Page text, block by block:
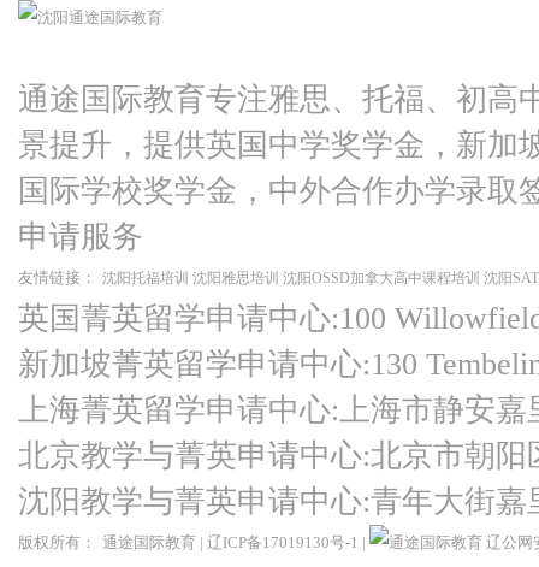
通途国际教育专注雅思、托福、初高
景提升，提供英国中学奖学金，新加
国际学校奖学金，中外合作办学录取
申请服务
友情链接： 沈阳托福培训 沈阳雅思培训 沈阳OSSD加拿大高中课程培训 沈阳
英国菁英留学申请中心:100
新加坡菁英留学申请中心:130
上海菁英留学申请中心:上海市静安嘉
北京教学与菁英申请中心:北京市朝
沈阳教学与菁英申请中心:青年大街
版权所有： 通途国际教育 | 辽ICP备17019130号-1 | 辽公网